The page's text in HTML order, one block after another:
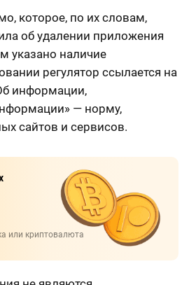
которое, по их словам,
об удалении приложения
указано наличие
регулятор ссылается на
информации,
— норму,
сайтов и сервисов.
или криптовалюта